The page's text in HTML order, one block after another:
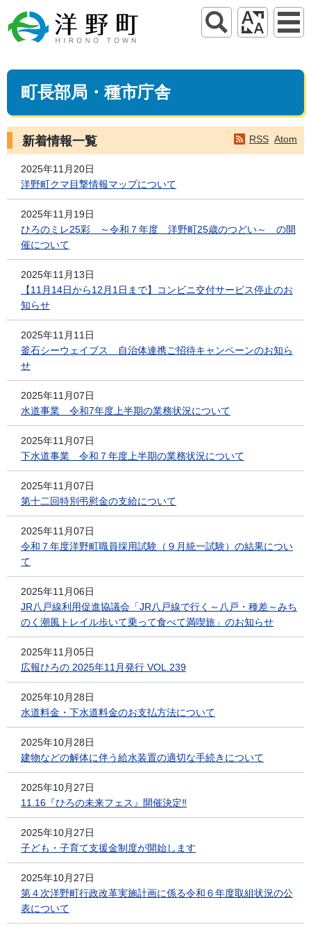
町長部局・種市庁舎
RSS Atom
新着情報一覧
2025年11月20日
洋野町クマ目撃情報マップについて
2025年11月19日
ひろのミレ25彩 ～令和７年度 洋野町25歳のつどい～ の開
催について
2025年11月13日
【11月14日から12月1日まで】コンビニ交付サービス停止のお
知らせ
2025年11月11日
釜石シーウェイブス 自治体連携ご招待キャンペーンのお知ら
せ
2025年11月07日
水道事業 令和7年度上半期の業務状況について
2025年11月07日
下水道事業 令和７年度上半期の業務状況について
2025年11月07日
第十二回特別弔慰金の支給について
2025年11月07日
令和７年度洋野町職員採用試験（９月統一試験）の結果につい
て
2025年11月06日
JR八戸線利用促進協議会「JR八戸線で行く～八戸・種差～みち
のく潮風トレイル歩いて乗って食べて満喫旅」のお知らせ
2025年11月05日
広報ひろの 2025年11月発行 VOL.239
2025年10月28日
水道料金・下水道料金のお支払方法について
2025年10月28日
建物などの解体に伴う給水装置の適切な手続きについて
2025年10月27日
11.16『ひろの未来フェス』開催決定‼
2025年10月27日
子ども・子育て支援金制度が開始します
2025年10月27日
第４次洋野町行政改革実施計画に係る令和６年度取組状況の公
表について